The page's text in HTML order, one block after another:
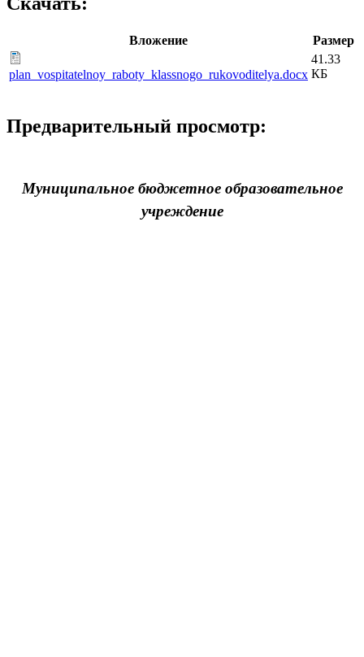
Вложение Размер
plan_vospitatelnoy_raboty_klassnogo_rukovoditelya.docx
41.33
КБ
Предварительный просмотр:
Муниципальное бюджетное образовательное
учреждение